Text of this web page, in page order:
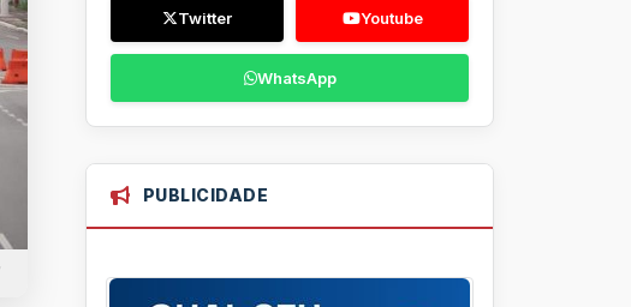
Twitter Youtube
WhatsApp
PUBLICIDADE